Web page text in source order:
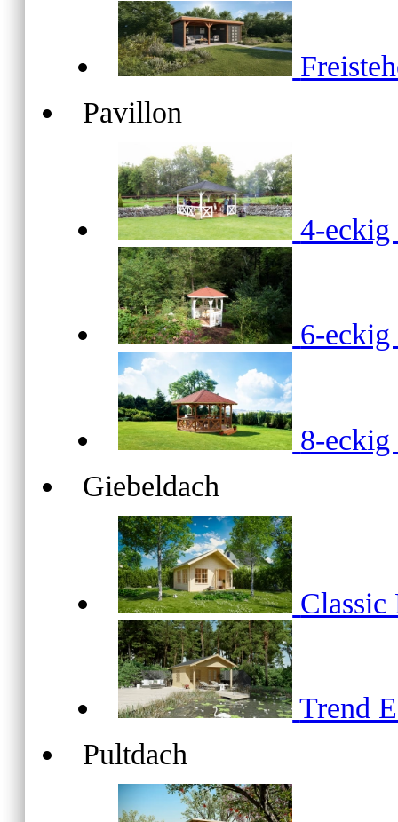
Pavillon
4-eckig
6-eckig
8-eckig
Giebeldach
Trend
Pultdach